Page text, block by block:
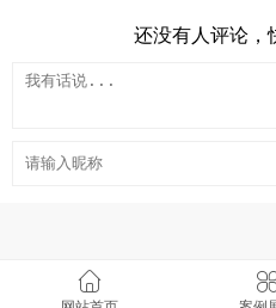
还没有人评论，
野狼SEO团队.郑州